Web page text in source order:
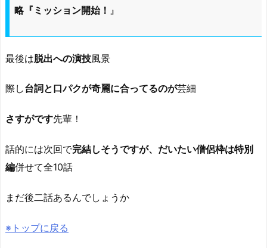
略『ミッション開始！ 』
最後は脱出への演技風景
際し台詞と口パクが奇麗に合ってるのが芸細
さすがです先輩！
話的には次回で完結しそうですが、だいたい僧侶枠は特別
編併せて全10話
まだ後二話あるんでしょうか
※トップに戻る